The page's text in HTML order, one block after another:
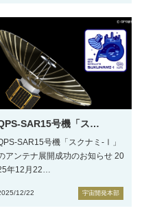
SAR15号機「ス…
SAR15号機「スクナミ-Ⅰ」
アンテナ展開成功のお知らせ 20
年12月22…
12/22 宇宙開発本部